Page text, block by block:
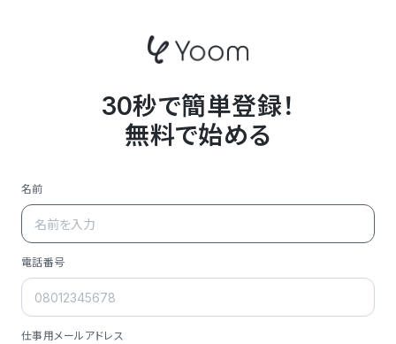
30秒で簡単登録！
無料で始める
名前
電話番号
仕事用メールアドレス